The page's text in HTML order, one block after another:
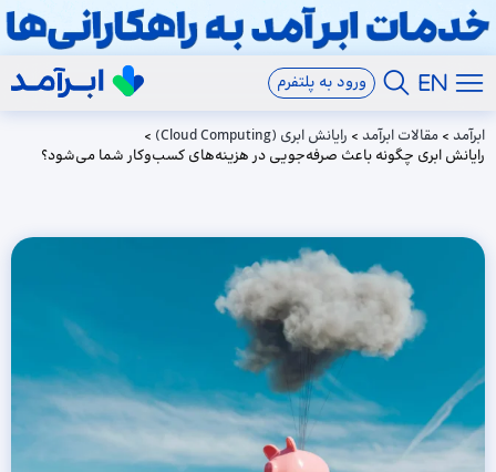
ورود به پلتفرم
ابرآمد > مقالات ابرآمد > رایانش ابری (Cloud Computing)
>
رایانش ابری چگونه باعث صرفه‌جویی در هزینه‌های کسب‌وکار شما می‌شود؟